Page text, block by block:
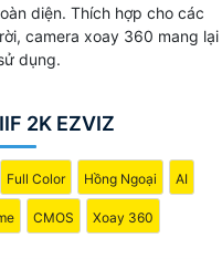
diện. Thích hợp cho các
camera xoay 360 mang lại
dụng.
2K EZVIZ
Full Color Hồng Ngoại AI
CMOS Xoay 360